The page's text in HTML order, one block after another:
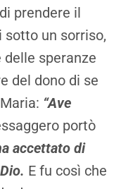
prendere il
sotto un sorriso,
speranze
del dono di se
“Ave
portò
accettato di
E fu così che